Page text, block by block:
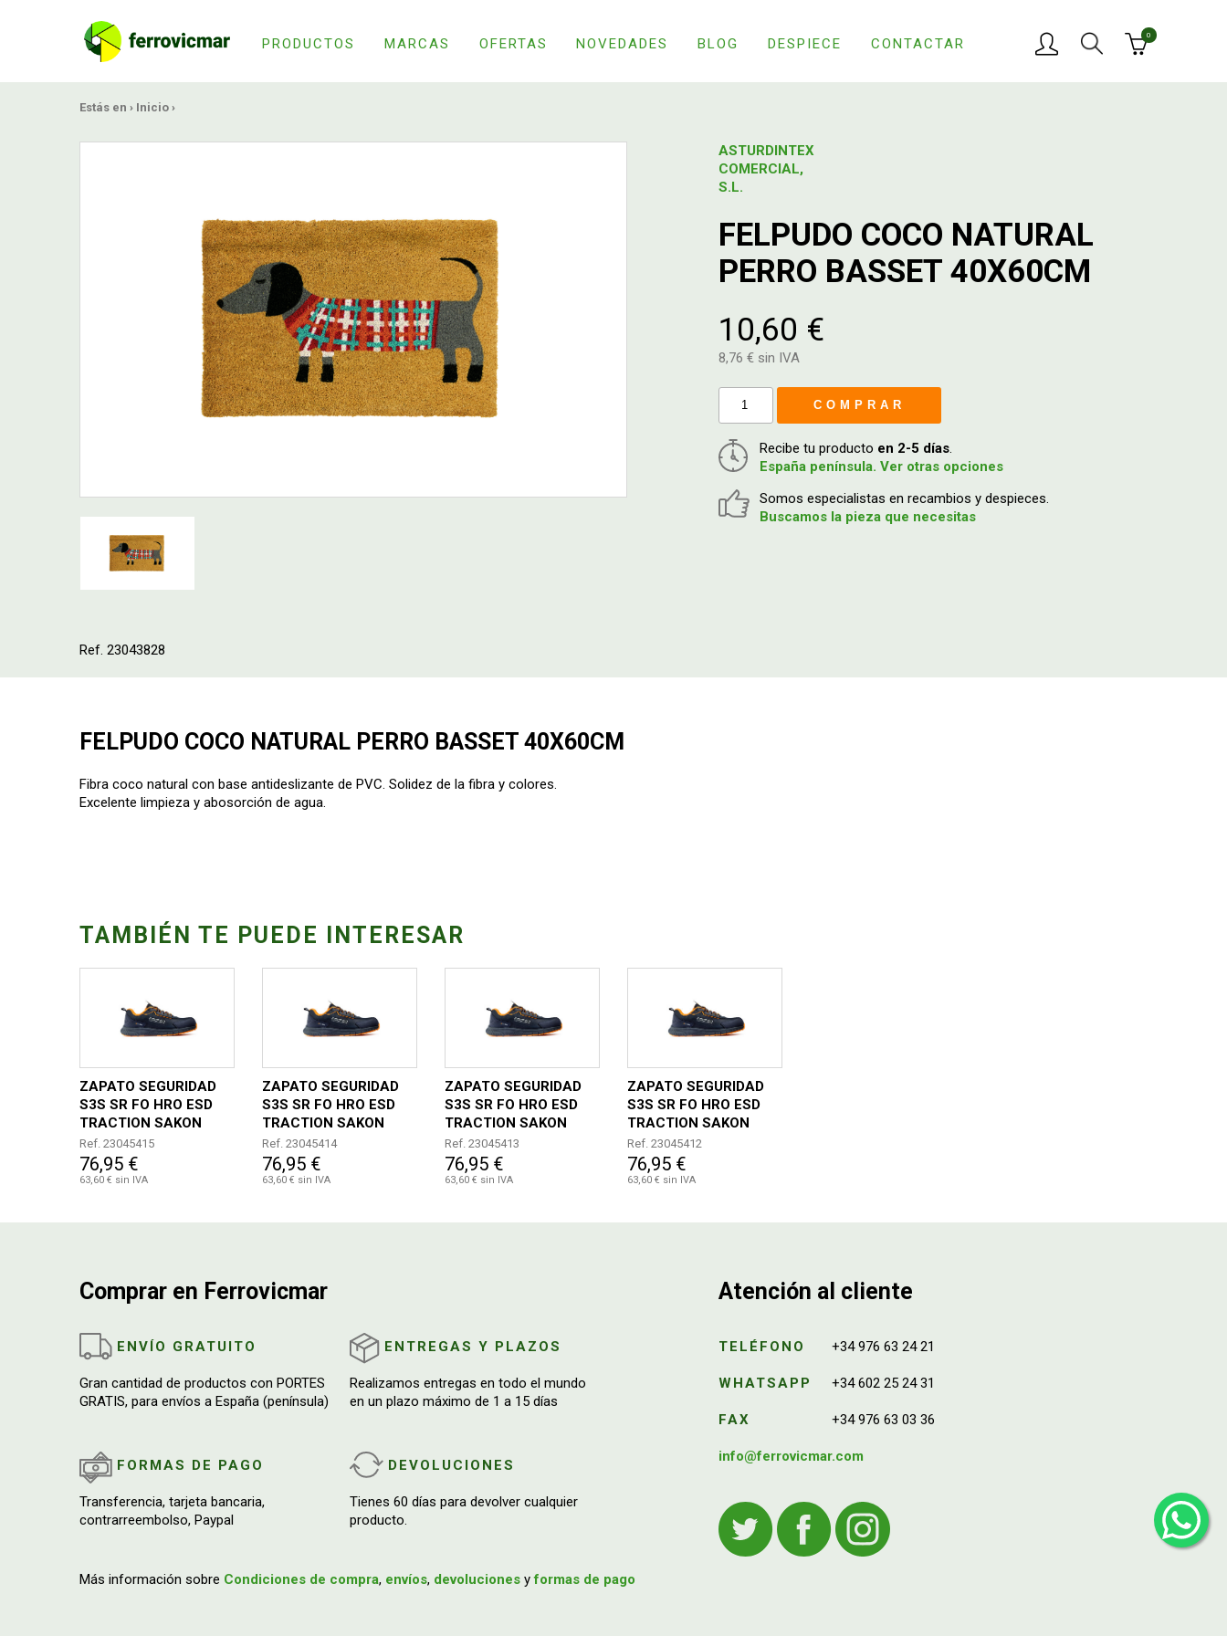
PRODUCTOS MARCAS OFERTAS NOVEDADES BLOG DESPIECE CONTACTAR
0
Estás en › Inicio ›
Ref. 23043828
ASTURDINTEX
COMERCIAL,
S.L.
FELPUDO COCO NATURAL
PERRO BASSET 40X60CM
10,60 €
8,76 € sin IVA
COMPRAR
Recibe tu producto en 2-5 días.
España península. Ver otras opciones
Somos especialistas en recambios y despieces.
Buscamos la pieza que necesitas
FELPUDO COCO NATURAL PERRO BASSET 40X60CM
Fibra coco natural con base antideslizante de PVC. Solidez de la fibra y colores.
Excelente limpieza y abosorción de agua.
TAMBIÉN TE PUEDE INTERESAR
ZAPATO SEGURIDAD
S3S SR FO HRO ESD
TRACTION SAKON
TALLA 46
Ref. 23045415
76,95 €
63,60 € sin IVA
ZAPATO SEGURIDAD
S3S SR FO HRO ESD
TRACTION SAKON
TALLA 45
Ref. 23045414
76,95 €
63,60 € sin IVA
ZAPATO SEGURIDAD
S3S SR FO HRO ESD
TRACTION SAKON
TALLA 44
Ref. 23045413
76,95 €
63,60 € sin IVA
ZAPATO SEGURIDAD
S3S SR FO HRO ESD
TRACTION SAKON
TALLA 43
Ref. 23045412
76,95 €
63,60 € sin IVA
Comprar en Ferrovicmar
ENVÍO GRATUITO
Gran cantidad de productos con PORTES
GRATIS, para envíos a España (península)
ENTREGAS Y PLAZOS
Realizamos entregas en todo el mundo
en un plazo máximo de 1 a 15 días
FORMAS DE PAGO
Transferencia, tarjeta bancaria,
contrarreembolso, Paypal
DEVOLUCIONES
Tienes 60 días para devolver cualquier
producto.
Más información sobre Condiciones de compra, envíos, devoluciones yformas de pago
Atención al cliente
TELÉFONO +34 976 63 24 21
WHATSAPP +34 602 25 24 31
FAX +34 976 63 03 36
info@ferrovicmar.com